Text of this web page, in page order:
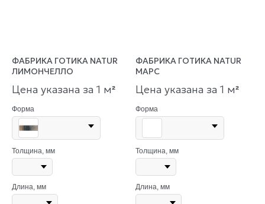
ФАБРИКА ГОТИКА NATUR
ЛИМОНЧЕЛЛО
Цена указана за 1 м²
Форма
Толщина, мм
Длина, мм
ФАБРИКА ГОТИКА NATUR
МАРС
Цена указана за 1 м²
Форма
Толщина, мм
Длина, мм